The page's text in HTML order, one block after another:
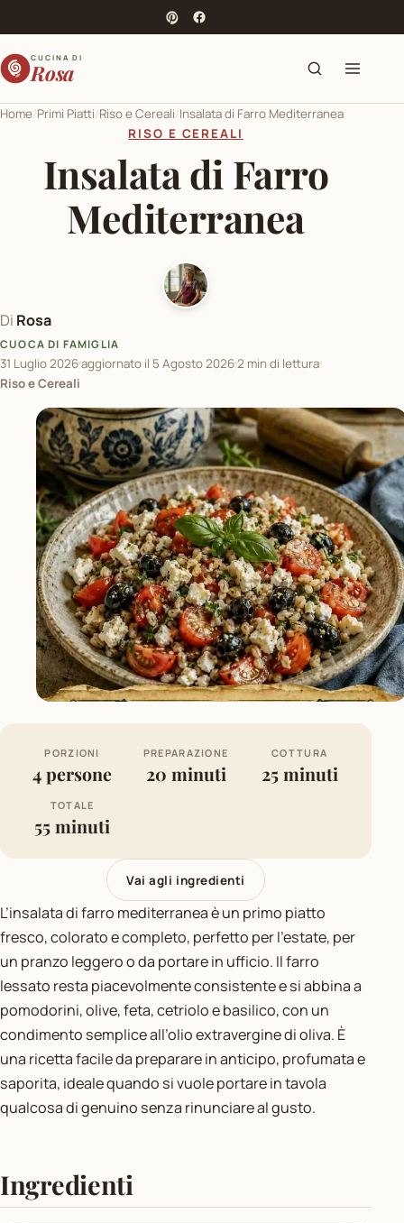
CUCINA DI
Rosa Cerca
Apri
menu
Home Primi Piatti Riso e Cereali Insalata di Farro Mediterranea
RISO E CEREALI
Insalata di Farro
Mediterranea
Di Rosa
CUOCA DI FAMIGLIA
31 Luglio 2026aggiornato il 5 Agosto 20262 min di lettura
Riso e Cereali
PORZIONI
4 persone
PREPARAZIONE
20 minuti
COTTURA
25 minuti
TOTALE
55 minuti
Vai agli ingredienti
L’insalata di farro mediterranea è un primo piatto
fresco, colorato e completo, perfetto per l’estate, per
un pranzo leggero o da portare in ufficio. Il farro
lessato resta piacevolmente consistente e si abbina a
pomodorini, olive, feta, cetriolo e basilico, con un
condimento semplice all’olio extravergine di oliva. È
una ricetta facile da preparare in anticipo, profumata e
saporita, ideale quando si vuole portare in tavola
qualcosa di genuino senza rinunciare al gusto.
Ingredienti